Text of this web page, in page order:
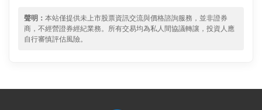
聲明： 本站僅提供未上市股票資訊交流與價格諮詢服務，並非證券
商，不經營證券經紀業務。所有交易均為私人間協議轉讓，投資人應
自行審慎評估風險。